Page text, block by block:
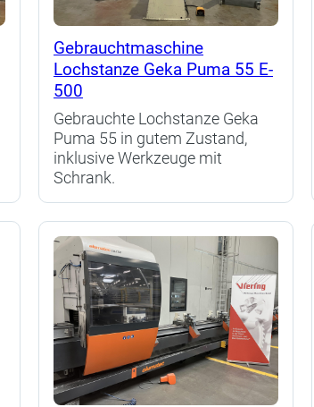
Gebrauchtmaschine
Lochstanze Geka Puma 55 E-
500
Gebrauchte Lochstanze Geka
Puma 55 in gutem Zustand,
inklusive Werkzeuge mit
Schrank.